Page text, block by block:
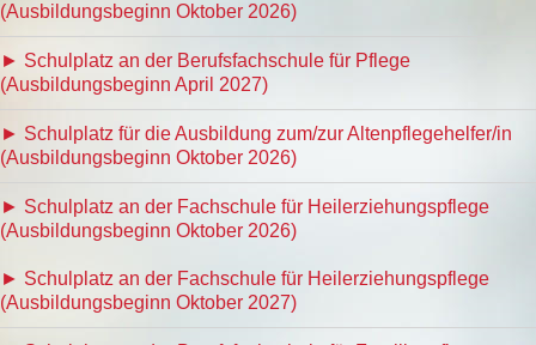
(Ausbildungsbeginn Oktober 2026)
► Schulplatz an der Berufsfachschule für Pflege
(Ausbildungsbeginn April 2027)
► Schulplatz für die Ausbildung zum/zur Altenpflegehelfer/in
(Ausbildungsbeginn Oktober 2026)
► Schulplatz an der Fachschule für Heilerziehungspflege
(Ausbildungsbeginn Oktober 2026)
► Schulplatz an der Fachschule für Heilerziehungspflege
(Ausbildungsbeginn Oktober 2027)